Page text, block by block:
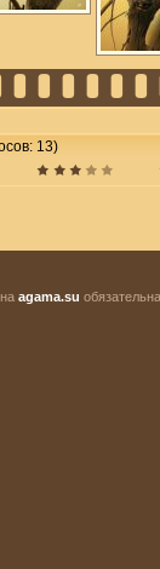
13)
agama.su